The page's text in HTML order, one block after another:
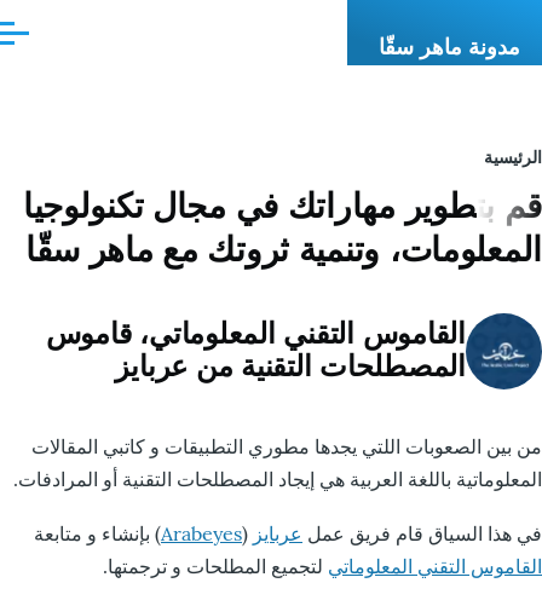
مدونة ماهر سقّا القائمة
بتطوير مهاراتك في مجال تكنولوجيا
وتنمية ثروتك مع ماهر سقّا
القاموس التقني المعلوماتي، قاموس
المصطلحات التقنية من عربايز
الصعوبات اللتي يجدها مطوري التطبيقات و كاتبي المقالات
باللغة العربية هي إيجاد المصطلحات التقنية أو المرادفات.
هذا السياق قام فريق عملعربايز(
Arabeyes) بإنشاء و متابعة
التقني المعلوماتيلتجميع المطلحات و ترجمتها.